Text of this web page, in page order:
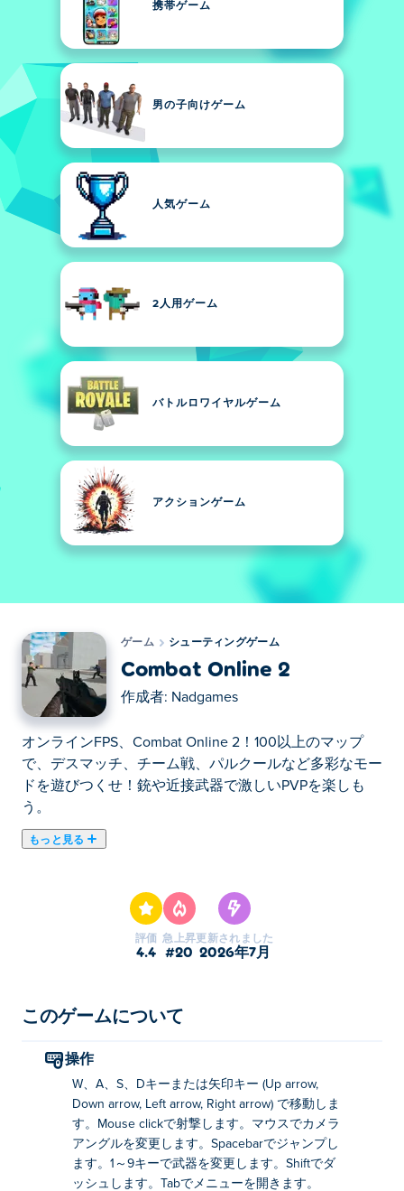
携帯ゲーム
男の子向けゲーム
人気ゲーム
2人用ゲーム
バトルロワイヤルゲーム
アクションゲーム
ゲーム シューティングゲーム
Combat Online 2
作成者: Nadgames
オンラインFPS、Combat Online 2！100以上のマップ
で、デスマッチ、チーム戦、パルクールなど多彩なモー
ドを遊びつくせ！銃や近接武器で激しいPVPを楽しも
う。
もっと見る
です！多彩なマップとモードでハイペースなガンファイ
トを繰り広げましょう。接近戦でもチームプレイでも、
いつでも楽しいゲームがあなたを待っています。ロック
Combat Online 2 をプレイするには？
射撃：左クリック
カメラ: マウスを使ってカメラの角度を変えます
ジャンプ：スペースバー
武器の変更: 1～9の数字キー
評価
4.4
急上昇
#20
更新されました
2026年7月
このゲームについて
操作
W、A、S、Dキーまたは矢印キー (Up arrow,
Down arrow, Left arrow, Right arrow) で移動しま
す。Mouse clickで射撃します。マウスでカメラ
アングルを変更します。Spacebarでジャンプし
ます。1～9キーで武器を変更します。Shiftでダ
ッシュします。Tabでメニューを開きます。